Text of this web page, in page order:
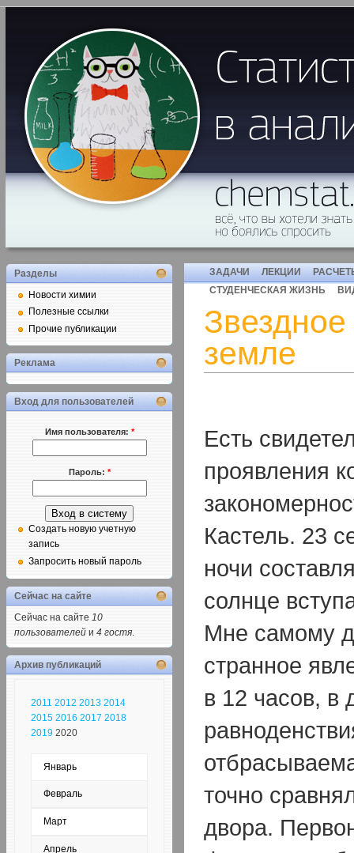
ЗАДАЧИ ЛЕКЦИИ
СТУДЕНЧЕСКАЯ ЖИЗНЬ
земле
Есть
проявления
Кастель. 23
ночи
солнце
Мне самому
странное
в 12 часов, в
точно
двора.
Разделы
Новости химии
Полезные ссылки
Прочие публикации
Реклама
Вход для пользователей
Имя пользователя: *
Пароль: *
Создать новую учетную
запись
Запросить новый пароль
Сейчас на сайте
Сейчас на сайте 10
пользователей и 4 гостя.
Архив публикаций
2011 2012 2013 2014
2015 2016 2017 2018
2019 2020
Январь
Февраль
Март
Апрель